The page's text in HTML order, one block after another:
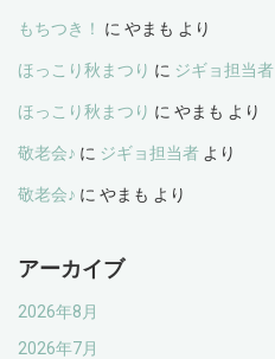
もちつき！ に やまも より
ほっこり秋まつり に ジギョ担当者
ほっこり秋まつり に やまも より
敬老会♪ に ジギョ担当者 より
敬老会♪ に やまも より
アーカイブ
2026年8月
2026年7月